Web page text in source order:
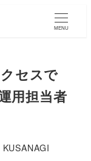
MENU
セスで
用担当者
ムカテゴリ
KUSANAGI